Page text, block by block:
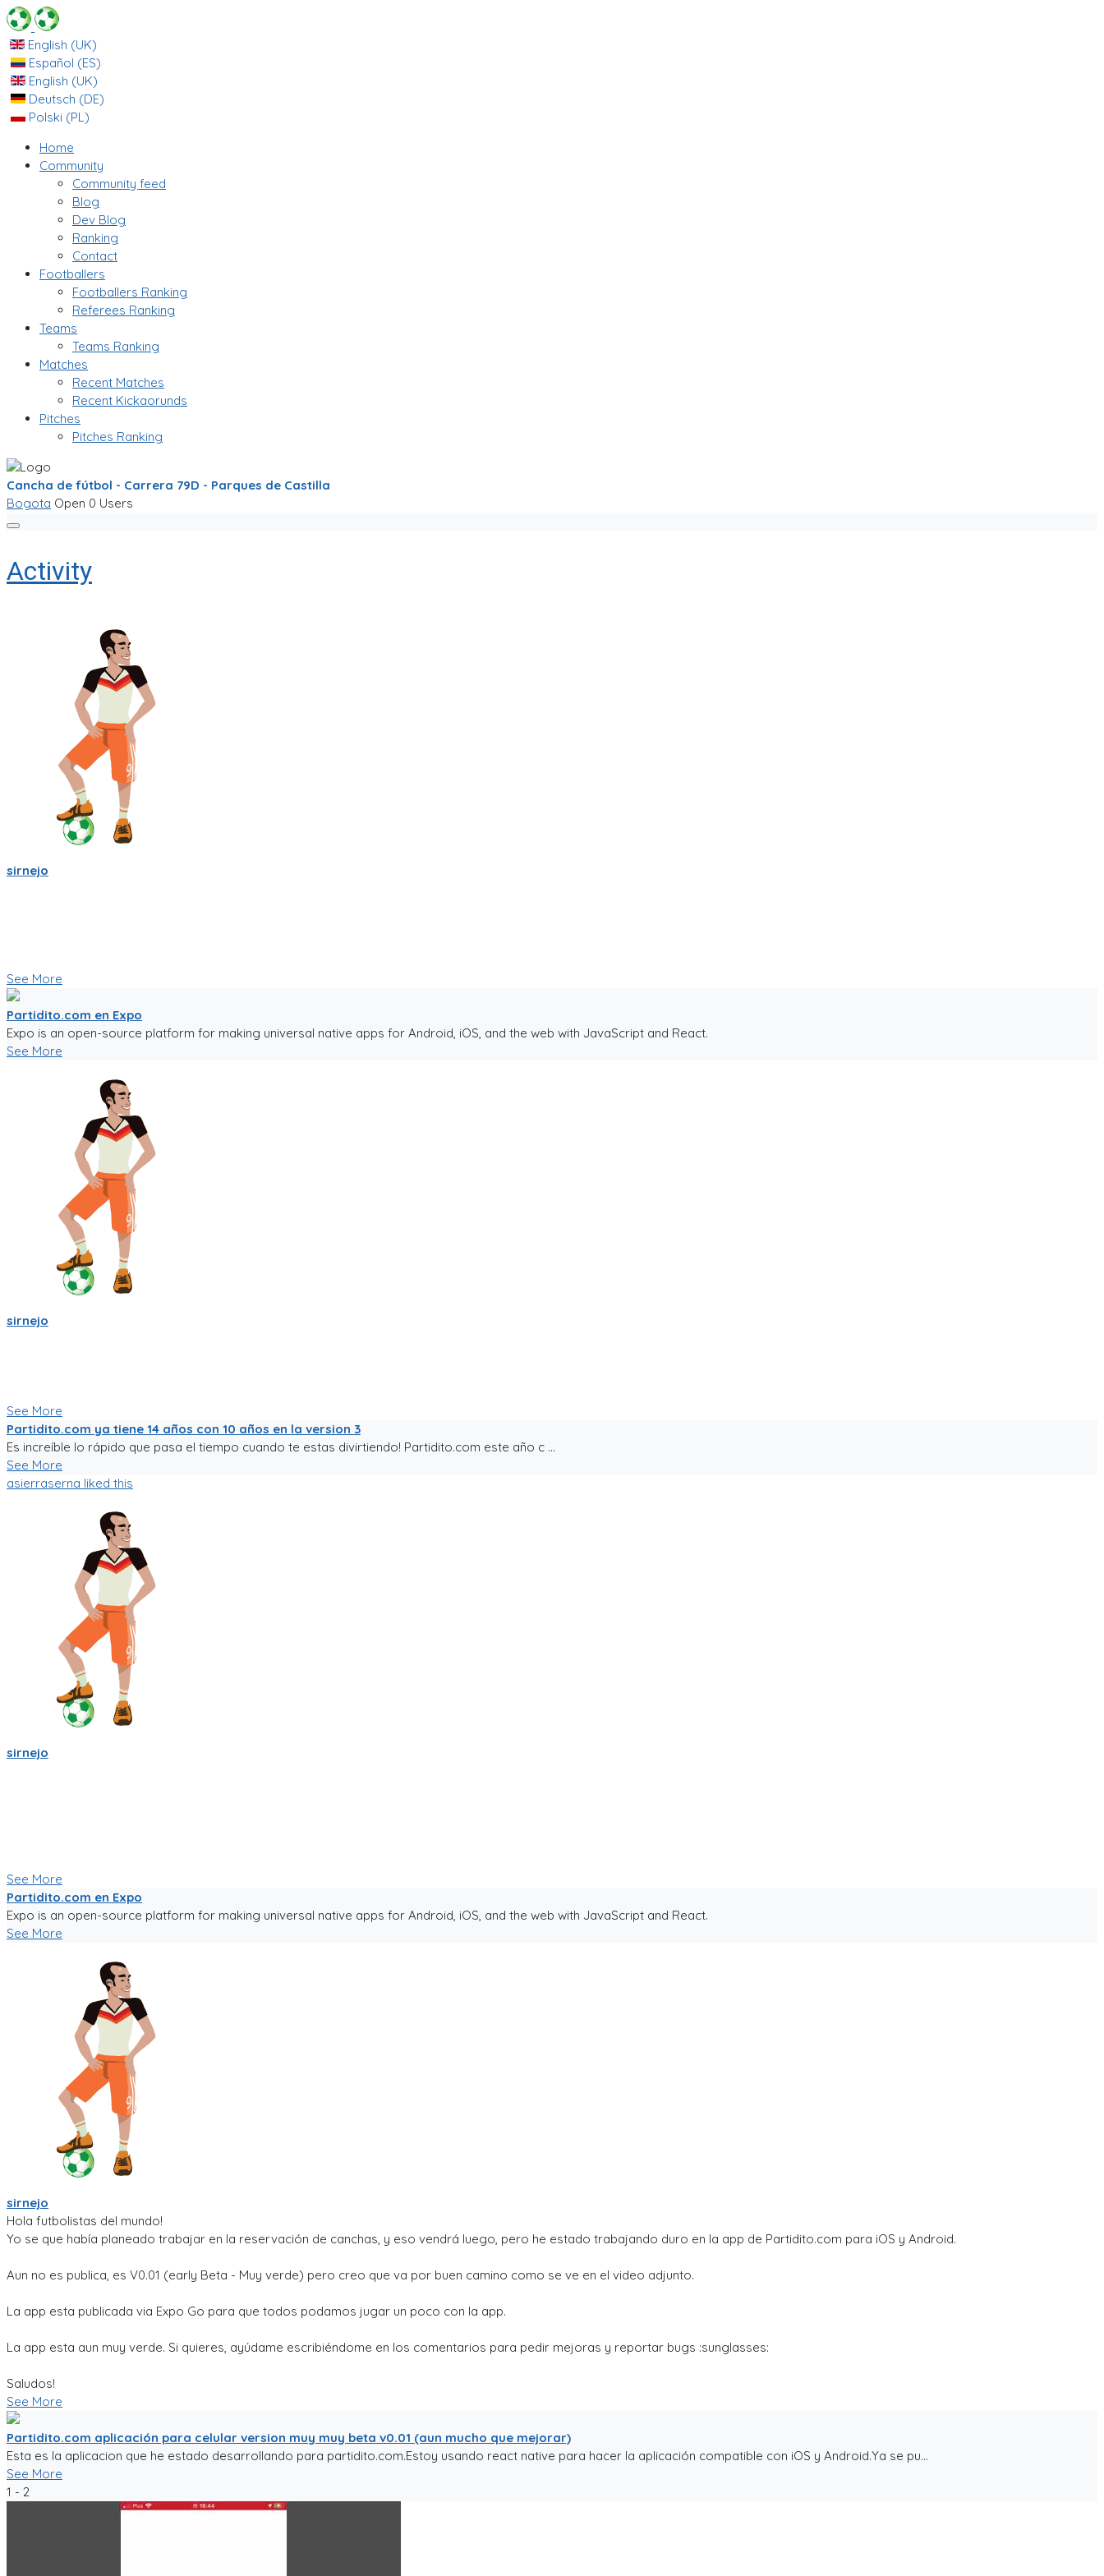
English (UK)
Español (ES)
English (UK)
Deutsch (DE)
Polski (PL)
Home
Community
Community feed
Blog
Dev Blog
Ranking
Contact
Footballers
Footballers Ranking
Referees Ranking
Teams
Teams Ranking
Matches
Recent Matches
Recent Kickaorunds
Pitches
Pitches Ranking
Cancha de fútbol - Carrera 79D - Parques de Castilla
Bogota Open 0 Users
Activity
sirnejo
See More
Partidito.com en Expo
Expo is an open-source platform for making universal native apps for Android, iOS, and the web with JavaScript and React.
See More
sirnejo
See More
Partidito.com ya tiene 14 años con 10 años en la version 3
Es increíble lo rápido que pasa el tiempo cuando te estas divirtiendo! Partidito.com este año c ...
See More
asierraserna liked this
sirnejo
See More
Partidito.com en Expo
Expo is an open-source platform for making universal native apps for Android, iOS, and the web with JavaScript and React.
See More
sirnejo
Hola futbolistas del mundo!
Yo se que había planeado trabajar en la reservación de canchas, y eso vendrá luego, pero he estado trabajando duro en la app de Partidito.com para iOS y Android.
Aun no es publica, es V0.01 (early Beta - Muy verde) pero creo que va por buen camino como se ve en el video adjunto.
La app esta publicada via Expo Go para que todos podamos jugar un poco con la app.
La app esta aun muy verde. Si quieres, ayúdame escribiéndome en los comentarios para pedir mejoras y reportar bugs :sunglasses:
Saludos!
See More
Partidito.com aplicación para celular version muy muy beta v0.01 (aun mucho que mejorar)
Esta es la aplicacion que he estado desarrollando para partidito.com.Estoy usando react native para hacer la aplicación compatible con iOS y Android.Ya se pu...
See More
1 - 2